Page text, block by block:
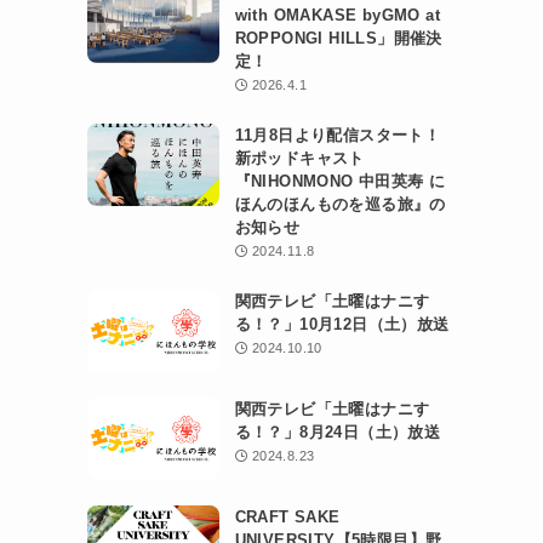
with OMAKASE byGMO at
ROPPONGI HILLS」開催決
定！
2026.4.1
11月8日より配信スタート！
新ポッドキャスト
『NIHONMONO 中田英寿 に
ほんのほんものを巡る旅』の
お知らせ
2024.11.8
関西テレビ「土曜はナニす
る！？」10月12日（土）放送
2024.10.10
関西テレビ「土曜はナニす
る！？」8月24日（土）放送
2024.8.23
CRAFT SAKE